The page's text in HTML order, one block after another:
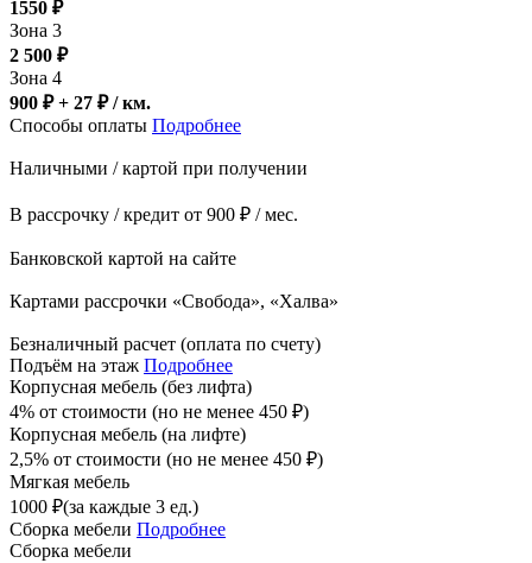
1550 ₽
Зона 3
2 500 ₽
Зона 4
900 ₽ + 27 ₽/ км.
Способы оплаты Подробнее
Наличными / картой при получении
В рассрочку / кредит от 900 ₽ / мес.
Банковской картой на сайте
Картами рассрочки «Свобода», «Халва»
Безналичный расчет (оплата по счету)
Подъём на этаж Подробнее
Корпусная мебель (без лифта)
4% от стоимости (но не менее 450 ₽)
Корпусная мебель (на лифте)
2,5% от стоимости (но не менее 450 ₽)
Мягкая мебель
1000 ₽(за каждые 3 ед.)
Сборка мебели Подробнее
Сборка мебели